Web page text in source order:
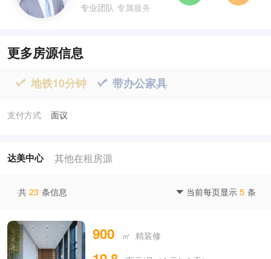
专业团队 专属服务
更多房源信息
 地铁10分钟  带办公家具
支付方式 面议
达美中心 其他在租房源
共 23 条信息  当前每页显示 5 条
900 ㎡ 精装修